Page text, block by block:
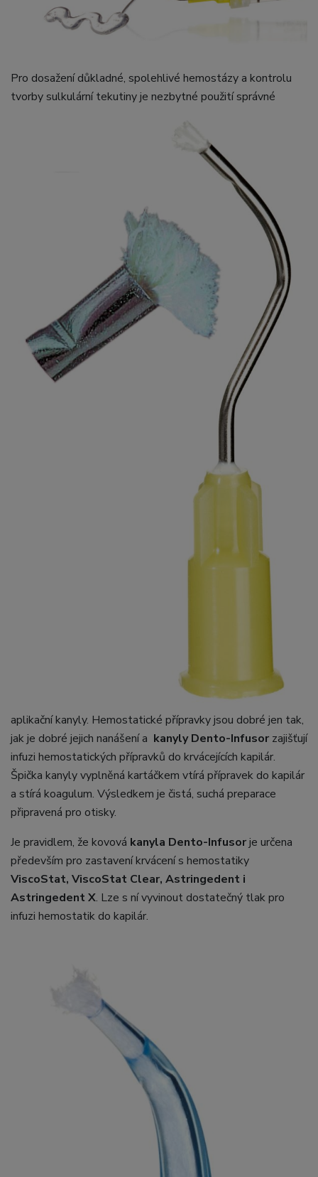
Pro dosažení důkladné, spolehlivé hemostázy a kontrolu
tvorby sulkulární tekutiny je nezbytné použití správné
aplikační kanyly. Hemostatické přípravky jsou dobré jen tak,
jak je dobré jejich nanášení a kanyly Dento-Infusor zajišťují
infuzi hemostatických přípravků do krvácejících kapilár.
Špička kanyly vyplněná kartáčkem vtírá přípravek do kapilár
a stírá koagulum. Výsledkem je čistá, suchá preparace
připravená pro otisky.
Je pravidlem, že kovová kanyla Dento-Infusorje určena
především pro zastavení krvácení s hemostatiky
ViscoStat, ViscoStat Clear, Astringedent i
Astringedent X. Lze s ní vyvinout dostatečný tlak pro
infuzi hemostatik do kapilár.